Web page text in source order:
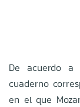
De acuerdo a
cuaderno
en el que